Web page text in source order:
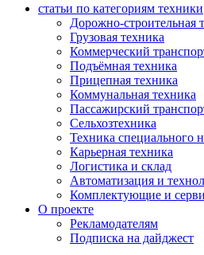
статьи по категориям техники
Дорожно-строительная
Грузовая техника
Коммерческий
Подъёмная техника
Прицепная техника
Коммунальная техника
Пассажирский
Сельхозтехника
Техника специального
Карьерная техника
Логистика и склад
Автоматизация и
Комплектующие и
О проекте
Рекламодателям
Подписка на дайджест